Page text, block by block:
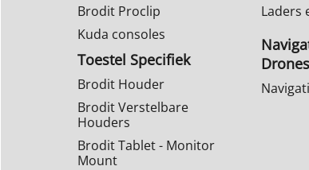
Brodit Proclip
Kuda consoles
Toestel Specifiek
Brodit Houder
Brodit Verstelbare
Houders
Brodit Tablet - Monitor
Mount
Laders
Drones